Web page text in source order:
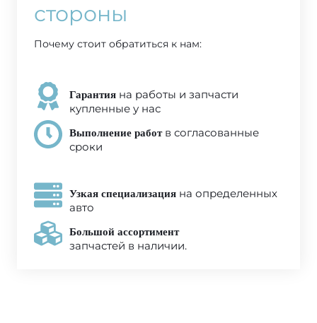
стороны
Почему стоит обратиться к нам:
Гарантия на работы и запчасти
купленные у нас
Выполнение работв согласованные
сроки
Узкая специализация на определенных
авто
Большой ассортимент
запчастей в наличии.